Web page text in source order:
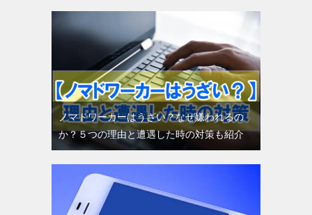
ノマドワーカーはうざい？なぜ嫌われるの
か？５つの理由と遭遇した時の対策も紹介